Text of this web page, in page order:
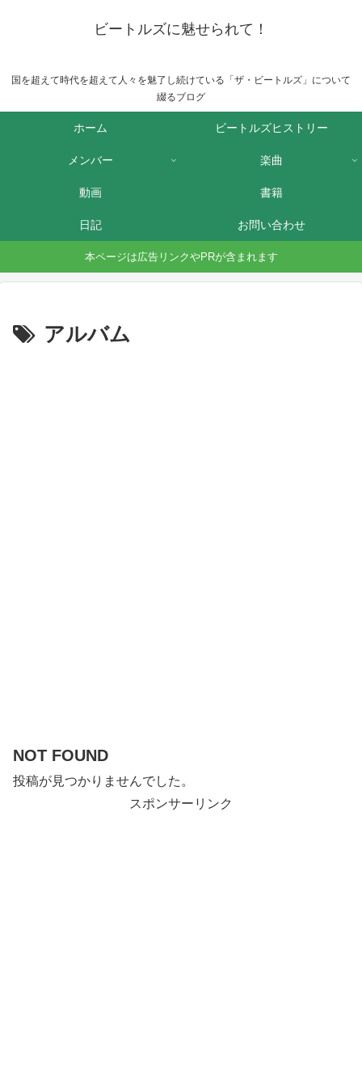
ビートルズに魅せられて！
国を超えて時代を超えて人々を魅了し続けている「ザ・ビートルズ」について
綴るブログ
ホーム ビートルズヒストリー
メンバー 楽曲
動画 書籍
日記 お問い合わせ
本ページは広告リンクやPRが含まれます
アルバム
NOT FOUND
投稿が見つかりませんでした。
スポンサーリンク